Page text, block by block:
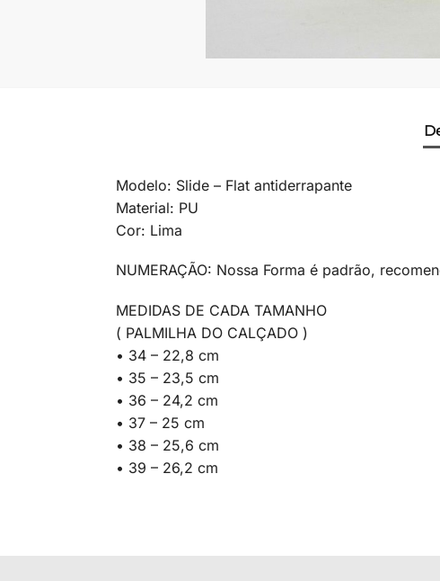
Modelo: Slide – Flat antiderrapante
Material: PU
Cor: Lima
NUMERAÇÃO: Nossa Forma é padrão,
MEDIDAS DE CADA TAMANHO
( PALMILHA DO CALÇADO )
• 34 – 22,8 cm
• 35 – 23,5 cm
• 36 – 24,2 cm
• 37 – 25 cm
• 38 – 25,6 cm
• 39 – 26,2 cm